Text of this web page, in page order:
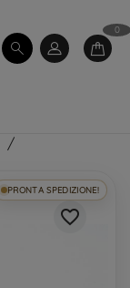
0
PRONTA SPEDIZIONE!
favorite_border